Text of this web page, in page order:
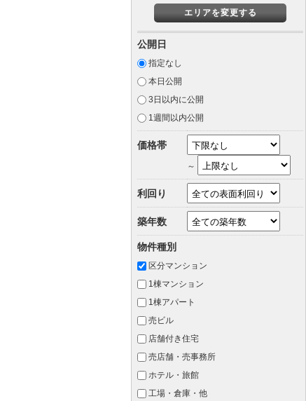
エリアを変更する
公開日
指定なし
本日公開
3日以内に公開
1週間以内公開
価格帯
～
利回り
築年数
物件種別
区分マンション
1棟マンション
1棟アパート
売ビル
店舗付き住宅
売店舗・売事務所
ホテル・旅館
工場・倉庫・他